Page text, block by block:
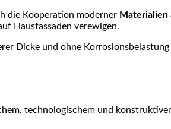
die Kooperation moderner Materialien
Hausfassaden verewigen.
Dicke und ohne
technologischem und